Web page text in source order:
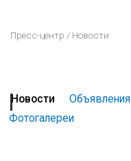
Пресс-центр / Новости
Новости Объявления
Фотогалереи